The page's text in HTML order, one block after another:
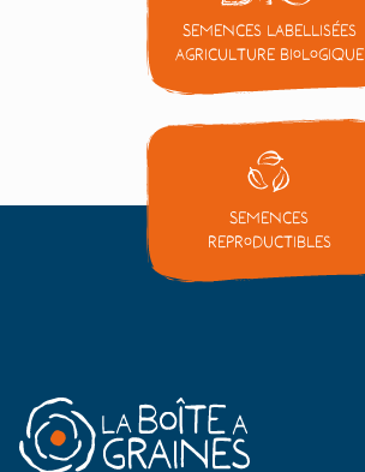
Semences labellisées
Agriculture Biologique
Semences
reproductibles